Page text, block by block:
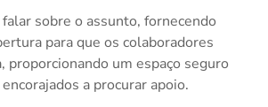
sobre o assunto, fornecendo
para que os colaboradores
proporcionando um espaço seguro
a procurar apoio.